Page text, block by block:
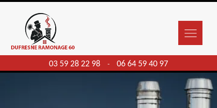
03 59 28 22 98 - 06 64 59 40 97